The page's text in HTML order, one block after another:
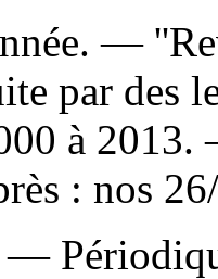
—
par des
à
: nos
—